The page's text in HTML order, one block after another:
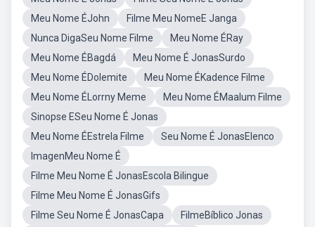
Meu Nome ÉJohn
Filme Meu NomeE Janga
Nunca DigaSeu Nome Filme
Meu Nome ÉRay
Meu Nome ÉBagdá
Meu Nome É JonasSurdo
Meu Nome ÉDolemite
Meu Nome ÉKadence Filme
Meu Nome ÉLorrny Meme
Meu Nome ÉMaalum Filme
Sinopse ESeu Nome É Jonas
Meu Nome ÉEstrela Filme
Seu Nome É JonasElenco
ImagenMeu Nome É
Filme Meu Nome É JonasEscola Bilingue
Filme Meu Nome É JonasGifs
Filme Seu Nome É JonasCapa
FilmeBíblico Jonas